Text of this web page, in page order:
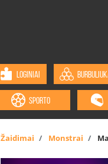
LOGINIAI
SPORTO
Žaidimai Monstrai